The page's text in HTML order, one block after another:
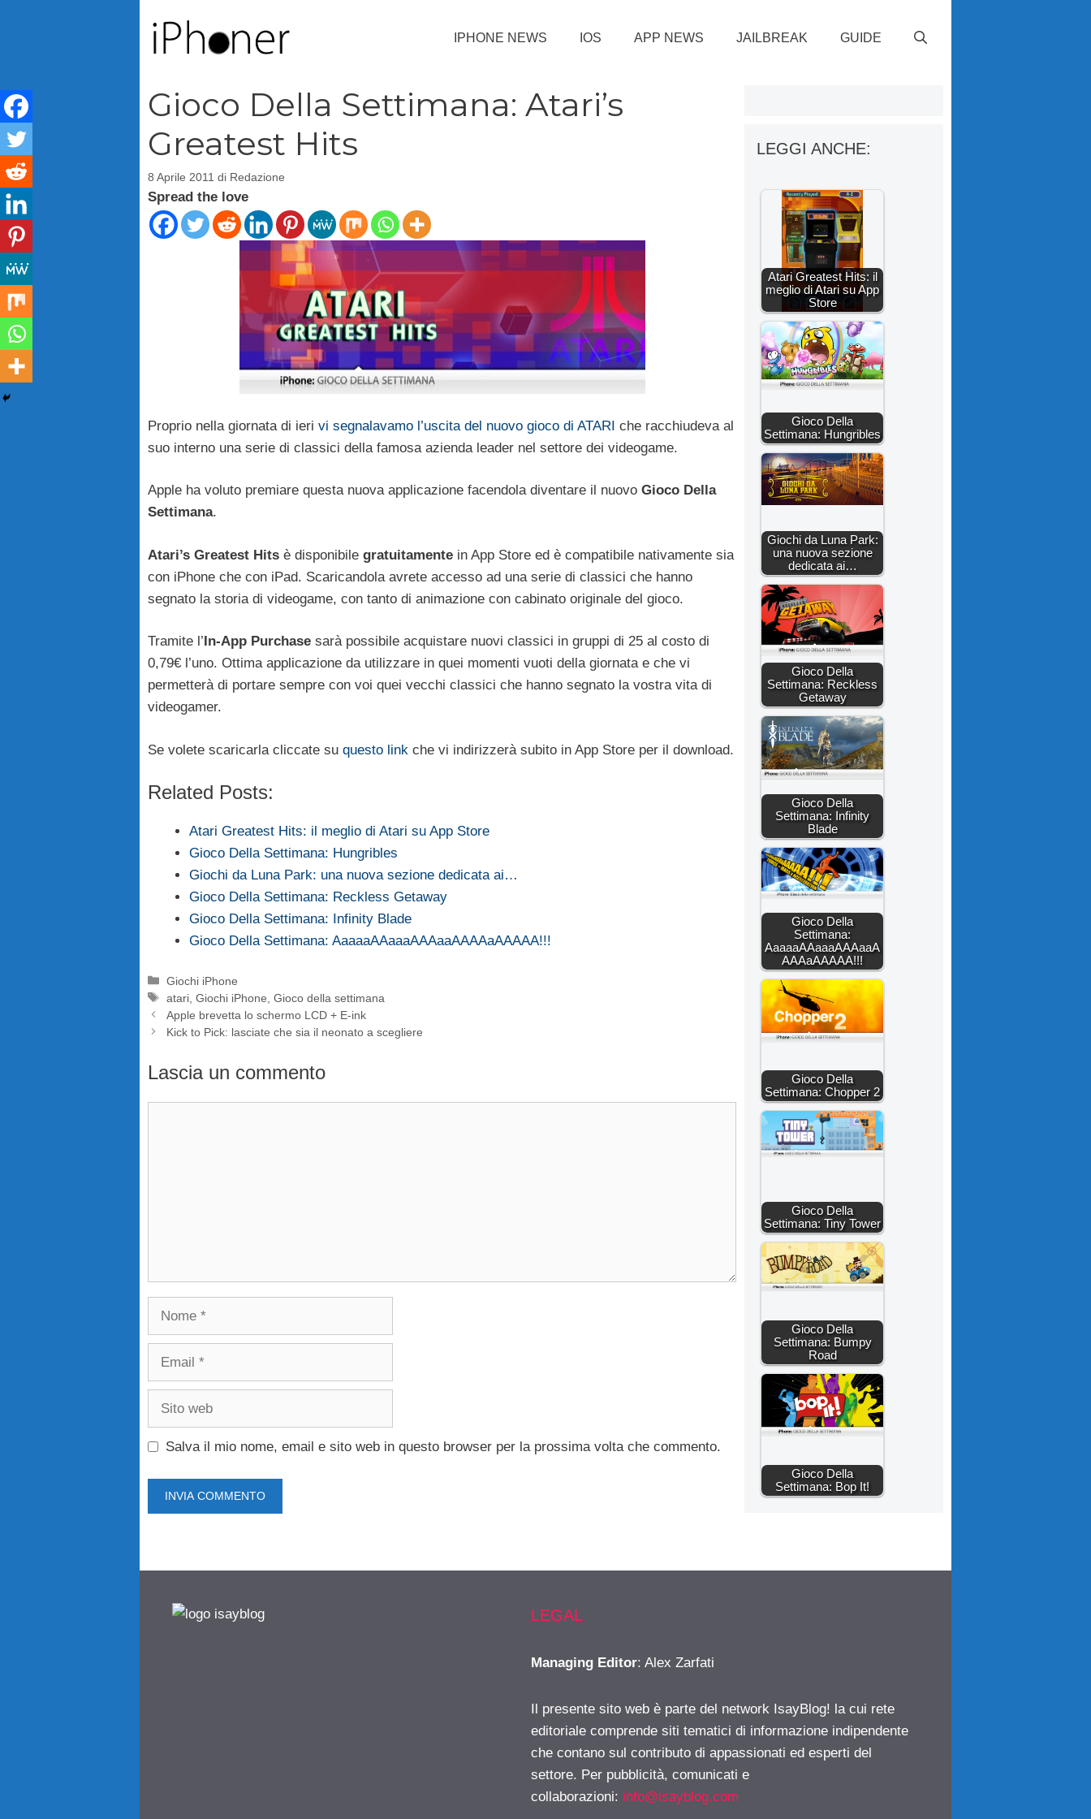
IPHONE NEWS IOS APP NEWS JAILBREAK GUIDE
Gioco Della Settimana: Atari’s
Greatest Hits
8 Aprile 2011 di Redazione
Spread the love
Proprio nella giornata di ieri vi segnalavamo l’uscita del nuovo gioco di ATARI che racchiudeva al
suo interno una serie di classici della famosa azienda leader nel settore dei videogame.
Apple ha voluto premiare questa nuova applicazione facendola diventare il nuovo Gioco Della
Settimana.
Atari’s Greatest Hits è disponibile gratuitamente in App Store ed è compatibile nativamente sia
con iPhone che con iPad. Scaricandola avrete accesso ad una serie di classici che hanno
segnato la storia di videogame, con tanto di animazione con cabinato originale del gioco.
Tramite l’In-App Purchase sarà possibile acquistare nuovi classici in gruppi di 25 al costo di
0,79€ l’uno. Ottima applicazione da utilizzare in quei momenti vuoti della giornata e che vi
permetterà di portare sempre con voi quei vecchi classici che hanno segnato la vostra vita di
videogamer.
Se volete scaricarla cliccate su questo link che vi indirizzerà subito in App Store per il download.
Related Posts:
Atari Greatest Hits: il meglio di Atari su App Store
Gioco Della Settimana: Hungribles
Giochi da Luna Park: una nuova sezione dedicata ai…
Gioco Della Settimana: Reckless Getaway
Gioco Della Settimana: Infinity Blade
Gioco Della Settimana: AaaaaAAaaaAAAaaAAAAaAAAAA!!!
Categorie
Giochi iPhone
Tag
atari ,Giochi iPhone ,Gioco della settimana
Apple brevetta lo schermo LCD + E-ink
Kick to Pick: lasciate che sia il neonato a scegliere
Lascia un commento
Nome
Email
Sito
Salva il mio nome, email e sito web in questo browser per la prossima volta che commento.
LEGGI ANCHE:
Atari Greatest Hits: il
meglio di Atari su App
Store
Gioco Della
Settimana: Hungribles
Giochi da Luna Park:
una nuova sezione
dedicata ai…
Gioco Della
Settimana: Reckless
Getaway
Gioco Della
Settimana: Infinity
Blade
Gioco Della
Settimana:
AaaaaAAaaaAAAaaA
AAAaAAAAA!!!
Gioco Della
Settimana: Chopper 2
Gioco Della
Settimana: Tiny Tower
Gioco Della
Settimana: Bumpy
Road
Gioco Della
Settimana: Bop It!
LEGAL
Managing Editor: Alex Zarfati
Il presente sito web è parte del network IsayBlog! la cui rete
editoriale comprende siti tematici di informazione indipendente
che contano sul contributo di appassionati ed esperti del
settore. Per pubblicità, comunicati e
collaborazioni: info@isayblog.com